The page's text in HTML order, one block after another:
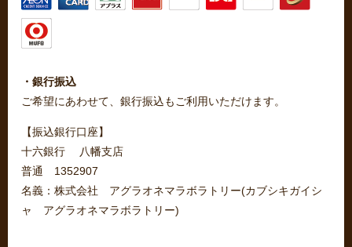
・銀行振込
ご希望にあわせて、銀行振込もご利用いただけます。
【振込銀行口座】
十六銀行 八幡支店
普通 1352907
名義：株式会社 アグラオネマラボラトリー(カブシキガイシ
ャ アグラオネマラボラトリー)